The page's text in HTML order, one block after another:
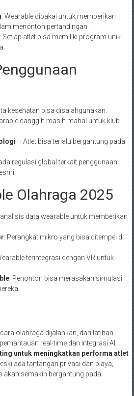
: Wearable dipakai untuk memberikan
menonton pertandingan.
: Setiap atlet bisa memiliki program unik
kesehatan bisa disalahgunakan.
canggih masih mahal untuk klub
– Atlet bisa terlalu bergantung pada
regulasi global terkait penggunaan
Olahraga 2025
data wearable untuk memberikan
: Perangkat mikro yang bisa ditempel di
terintegrasi dengan VR untuk
: Penonton bisa merasakan simulasi
olahraga dijalankan, dari latihan
real-time dan integrasi AI,
untuk meningkatkan performa atlet
ada tantangan privasi dan biaya,
akan semakin bergantung pada